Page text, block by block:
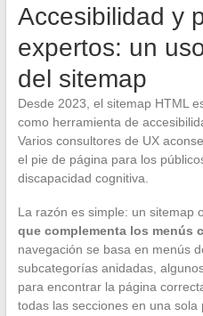
Accesibilidad y
expertos: un
del sitemap
Desde 2023, el sitemap HTML
como herramienta de
Varios consultores de UX
el pie de página para los
discapacidad cognitiva.
La razón es simple: un sitemap
que complementa los menús
navegación se basa en menús
subcategorías anidadas,
para encontrar la página
todas las secciones en una